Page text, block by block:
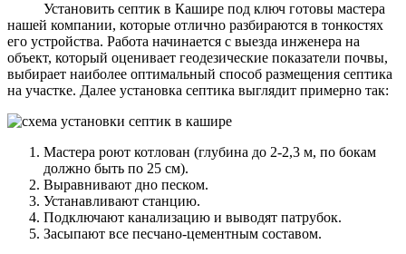
Установить септик в Кашире под ключ готовы мастера
нашей компании, которые отлично разбираются в тонкостях
его устройства. Работа начинается с выезда инженера на
объект, который оценивает геодезические показатели почвы,
выбирает наиболее оптимальный способ размещения септика
на участке. Далее установка септика выглядит примерно так:
Мастера роют котлован (глубина до 2-2,3 м, по бокам
должно быть по 25 см).
Выравнивают дно песком.
Устанавливают станцию.
Подключают канализацию и выводят патрубок.
Засыпают все песчано-цементным составом.